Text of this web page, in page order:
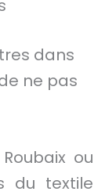
dans
ne pas
ou
du textile